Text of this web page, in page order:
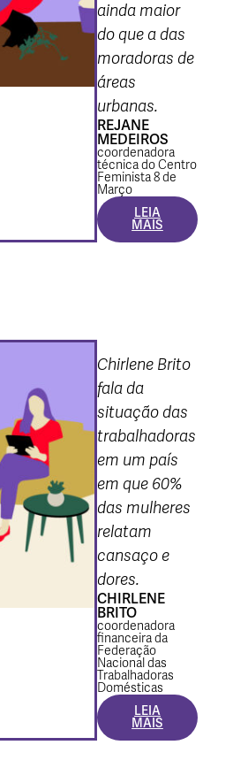
ainda maior
do que a das
moradoras de
áreas
urbanas.
REJANE
MEDEIROS
coordenadora
técnica do Centro
Feminista 8 de
Março
LEIA
MAIS
Chirlene Brito
fala da
situação das
trabalhadoras
em um país
em que 60%
das mulheres
relatam
cansaço e
dores.
CHIRLENE
BRITO
coordenadora
financeira da
Federação
Nacional das
Trabalhadoras
Domésticas
LEIA
MAIS